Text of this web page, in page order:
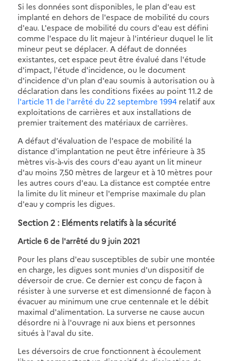
Si les données sont disponibles, le plan d'eau est
implanté en dehors de l'espace de mobilité du cours
d'eau. L'espace de mobilité du cours d'eau est défini
comme l'espace du lit majeur à l'intérieur duquel le lit
mineur peut se déplacer. A défaut de données
existantes, cet espace peut être évalué dans l'étude
d'impact, l'étude d'incidence, ou le document
d'incidence d'un plan d'eau soumis à autorisation ou à
déclaration dans les conditions fixées au point 11.2 de
l'article 11 de l'arrêté du 22 septembre 1994 relatif aux
exploitations de carrières et aux installations de
premier traitement des matériaux de carrières.
A défaut d'évaluation de l'espace de mobilité la
distance d'implantation ne peut être inférieure à 35
mètres vis-à-vis des cours d'eau ayant un lit mineur
d'au moins 7,50 mètres de largeur et à 10 mètres pour
les autres cours d'eau. La distance est comptée entre
la limite du lit mineur et l'emprise maximale du plan
d'eau y compris les digues.
Section 2 : Eléments relatifs à la sécurité
Article 6 de l'arrêté du 9 juin 2021
Pour les plans d'eau susceptibles de subir une montée
en charge, les digues sont munies d'un dispositif de
déversoir de crue. Ce dernier est conçu de façon à
résister à une surverse et est dimensionné de façon à
évacuer au minimum une crue centennale et le débit
maximal d'alimentation. La surverse ne cause aucun
désordre ni à l'ouvrage ni aux biens et personnes
situés à l'aval du site.
Les déversoirs de crue fonctionnent à écoulement